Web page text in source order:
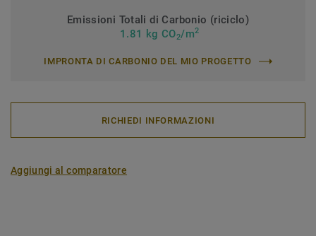
Emissioni Totali di Carbonio (riciclo)
1.81 kg CO2/m2
IMPRONTA DI CARBONIO DEL MIO PROGETTO
RICHIEDI INFORMAZIONI
Aggiungi al comparatore